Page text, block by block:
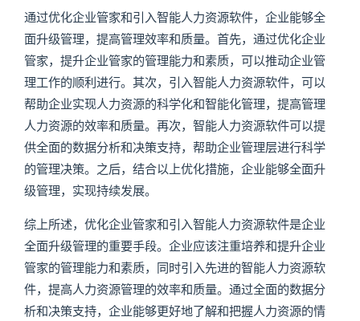
通过优化企业管家和引入智能人力资源软件，企业能够全
面升级管理，提高管理效率和质量。首先，通过优化企业
管家，提升企业管家的管理能力和素质，可以推动企业管
理工作的顺利进行。其次，引入智能人力资源软件，可以
帮助企业实现人力资源的科学化和智能化管理，提高管理
人力资源的效率和质量。再次，智能人力资源软件可以提
供全面的数据分析和决策支持，帮助企业管理层进行科学
的管理决策。之后，结合以上优化措施，企业能够全面升
级管理，实现持续发展。
综上所述，优化企业管家和引入智能人力资源软件是企业
全面升级管理的重要手段。企业应该注重培养和提升企业
管家的管理能力和素质，同时引入先进的智能人力资源软
件，提高人力资源管理的效率和质量。通过全面的数据分
析和决策支持，企业能够更好地了解和把握人力资源的情